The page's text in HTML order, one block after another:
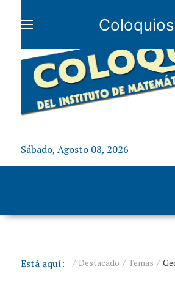
Sábado, Agosto 08, 2026
Coloquios
Está aquí: Destacado Temas